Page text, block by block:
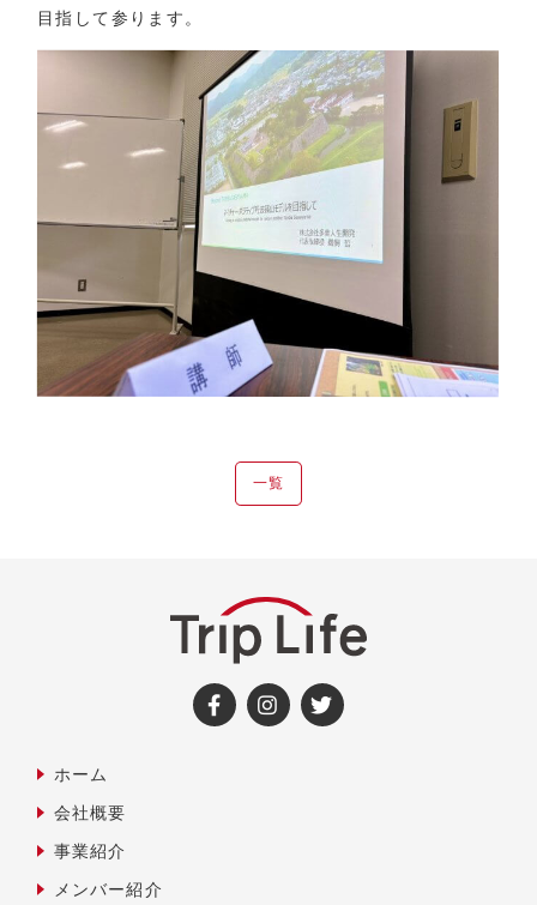
目指して参ります。
一覧
ホーム
会社概要
事業紹介
メンバー紹介